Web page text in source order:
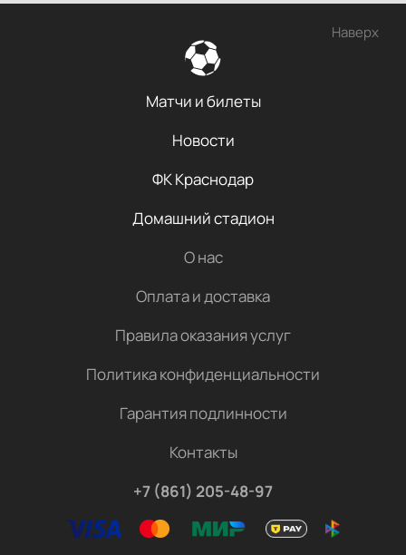
Наверх
Матчи и билеты
Новости
ФК Краснодар
Домашний стадион
О нас
Оплата и доставка
Правила оказания услуг
Политика конфиденциальности
Гарантия подлинности
Контакты
+7 (861) 205-48-97